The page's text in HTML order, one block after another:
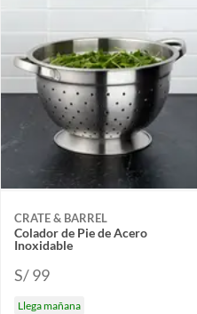
CRATE & BARREL
Colador de Pie de Acero
Inoxidable
S/ 99
Llega mañana